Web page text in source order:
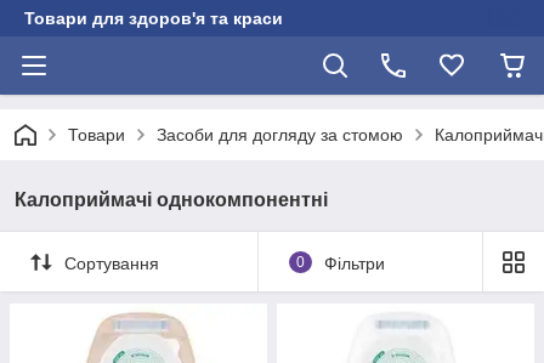
Товари для здоров'я та краси
Товари Засоби для догляду за стомою
Калоприймачі однокомпонентні
Сортування 0 Фільтри